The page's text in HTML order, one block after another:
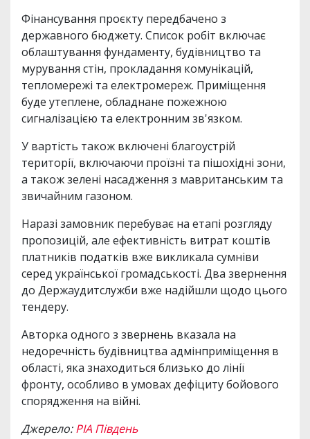
Фінансування проєкту передбачено з
державного бюджету. Список робіт включає
облаштування фундаменту, будівництво та
мурування стін, прокладання комунікацій,
тепломережі та електромереж. Приміщення
буде утеплене, обладнане пожежною
сигналізацією та електронним зв'язком.
У вартість також включені благоустрій
території, включаючи проїзні та пішохідні зони,
а також зелені насадження з мавританським та
звичайним газоном.
Наразі замовник перебуває на етапі розгляду
пропозицій, але ефективність витрат коштів
платників податків вже викликала сумніви
серед української громадськості. Два звернення
до Держаудитслужби вже надійшли щодо цього
тендеру.
Авторка одного з звернень вказала на
недоречність будівництва адмінприміщення в
області, яка знаходиться близько до лінії
фронту, особливо в умовах дефіциту бойового
спорядження на війні.
Джерело:РІА Південь